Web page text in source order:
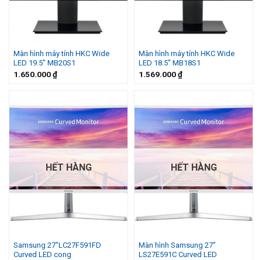
Màn hình máy tính HKC Wide
LED 19.5″ MB20S1
1.650.000₫
Màn hình máy tính HKC Wide
LED 18.5″ MB18S1
1.569.000₫
HẾT HÀNG
Samsung 27″LC27F591FD
Curved LED cong
HẾT HÀNG
Màn hình Samsung 27″
LS27E591C Curved LED